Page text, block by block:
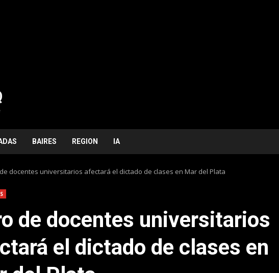
BAIRES REGION IA
docentes universitarios afectará el dictado de clases en Mar del Plata
de docentes universitarios
el dictado de clases en